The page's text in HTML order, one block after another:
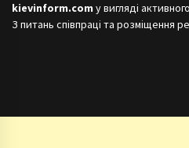
kievinform.com у вигляді
З питань співпраці та розміщення